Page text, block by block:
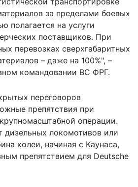
за пределами боевых
полагается на услуги
поставщиков. При
перевозках сверхгабаритных
– даже на 100%", –
командовании ВС ФРГ.
переговоров
препятствия при
операции.
дизельных локомотивов или
колеи, начиная с Каунаса,
препятствием для Deutsche